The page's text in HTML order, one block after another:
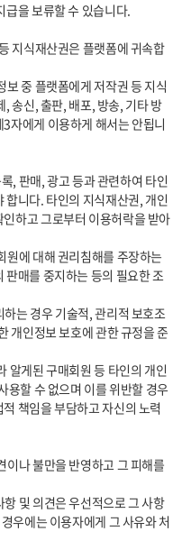
급을 보류할 수 있습니다.
송신, 출판, 배포, 방송, 기타 방
자에게 이용하게 해서는 안됩니
합니다. 타인의 지식재산권, 개인
하고 그로부터 이용허락을 받아
판매를 중지하는 등의 필요한 조
개인정보 보호에 관한 규정을 준
용할 수 없으며 이를 위반할 경우
책임을 부담하고 자신의 노력
우에는 이용자에게 그 사유와 처